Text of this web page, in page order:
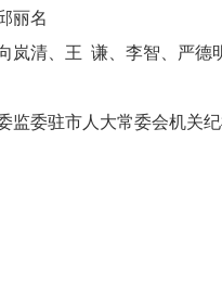
丽名
清、王 谦、李智、严德
监委驻市人大常委会机关